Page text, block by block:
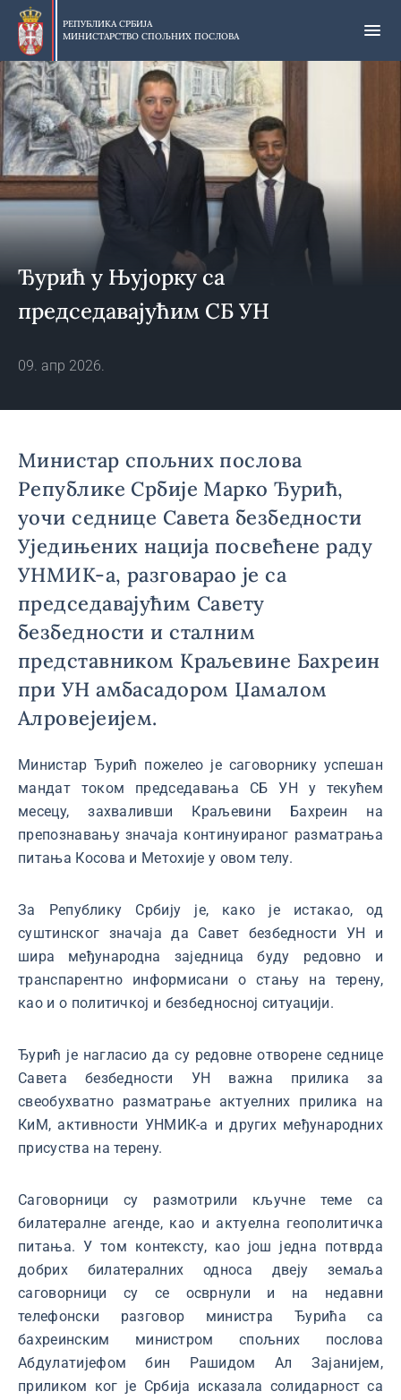
Прескочи
главни
део
садржаја
РЕПУБЛИКА СРБИЈА
МИНИСТАРСТВО СПОЉНИХ ПОСЛОВА
Ђурић у Њујорку са
председавајућим СБ УН
09. апр 2026.
Министар спољних послова
Републике Србије Марко Ђурић,
уочи седнице Савета безбедности
Уједињених нација посвећене раду
УНМИК-а, разговарао је са
председавајућим Савету
безбедности и сталним
представником Краљевине Бахреин
при УН амбасадором Џамалом
Алровејеијем.
Министар Ђурић пожелео је саговорнику успешан
мандат током председавања СБ УН у текућем
месецу, захваливши Краљевини Бахреин на
препознавању значаја континуираног разматрања
питања Косова и Метохије у овом телу.
За Републику Србију је, како је истакао, од
суштинског значаја да Савет безбедности УН и
шира међународна заједница буду редовно и
транспарентно информисани о стању на терену,
као и о политичкој и безбедносној ситуацији.
Ђурић је нагласио да су редовне отворене седнице
Савета безбедности УН важна прилика за
свеобухватно разматрање актуелних прилика на
КиМ, активности УНМИК-а и других међународних
присуства на терену.
Саговорници су размотрили кључнe теме са
билатералне агенде, као и актуелна геополитичка
питања. У том контексту, као још једна потврдa
добрих билатералних односа двеју земаља
саговорници су се осврнули и на недавни
телефонски разговор министра Ђурића са
бахреинским министром спољних послова
Абдулатијефом бин Рашидом Ал Зајанијем,
приликом ког је Србија исказала солидарност са